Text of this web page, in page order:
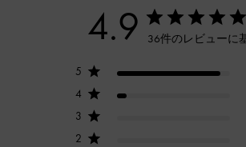
4.9 36件のレビューに
5
4
3
2